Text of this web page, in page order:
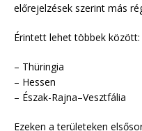
előrejelzések szerint más
Érintett lehet többek között:
– Thüringia
– Hessen
– Észak-Rajna–Vesztfália
Ezeken a területeken